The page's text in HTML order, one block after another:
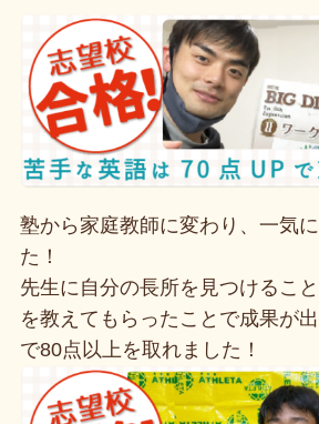
塾から家庭教師に変わり、一気
た！
先生に自分の長所を見つけるこ
を教えてもらったことで成果が
で80点以上を取れました！